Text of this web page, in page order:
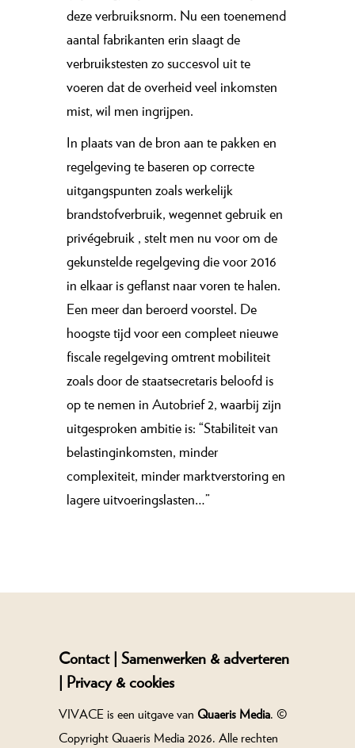
deze verbruiksnorm. Nu een toenemend
aantal fabrikanten erin slaagt de
verbruikstesten zo succesvol uit te
voeren dat de overheid veel inkomsten
mist, wil men ingrijpen.
In plaats van de bron aan te pakken en
regelgeving te baseren op correcte
uitgangspunten zoals werkelijk
brandstofverbruik, wegennet gebruik en
privégebruik , stelt men nu voor om de
gekunstelde regelgeving die voor 2016
in elkaar is geflanst naar voren te halen.
Een meer dan beroerd voorstel. De
hoogste tijd voor een compleet nieuwe
fiscale regelgeving omtrent mobiliteit
zoals door de staatsecretaris beloofd is
op te nemen in Autobrief 2, waarbij zijn
uitgesproken ambitie is: “Stabiliteit van
belastinginkomsten, minder
complexiteit, minder marktverstoring en
lagere uitvoeringslasten…”
Contact | Samenwerken & adverteren
| Privacy & cookies
VIVACE is een uitgave van Quaeris Media. ©
Copyright Quaeris Media 2026. Alle rechten